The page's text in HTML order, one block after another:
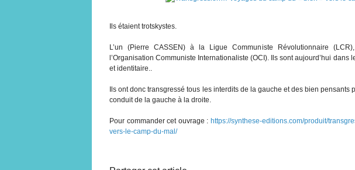
Ils étaient trotskystes.
L’un (Pierre CASSEN) à la Ligue Communiste Révolutionnaire
l’Organisation Communiste Internationaliste (OCI). Ils sont aujourd’hui dans
et identitaire..
Ils ont donc transgressé tous les interdits de la gauche et des bien pensants
conduit de la gauche à la droite.
Pour commander cet ouvrage : https://synthese-editions.com/produit/
vers-le-camp-du-mal/